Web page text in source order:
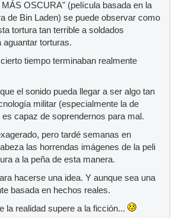
OSCURA" (película basada en la
de Bin Laden) se puede observar como
tortura tan terrible a soldados
aguantar torturas.
tiempo terminaban realmente
el sonido pueda llegar a ser algo tan
militar (especialmente la de
capaz de soprendernos para mal.
pero tardé semanas en
las horrendas imágenes de la peli
a la peña de esta manera.
hacerse una idea. Y aunque sea una
basada en hechos reales.
la realidad supere a la ficción...